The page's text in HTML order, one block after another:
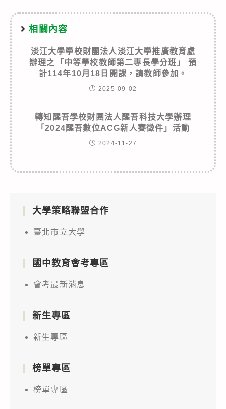
相關內容
淡江大學學校財團法人淡江大學推廣教育處
辦理之「中等學校教師第二專長學分班」 預
計114年10月18日開課，請教師參加。
2025-09-02
轉知醒吾學校財團法人醒吾科技大學辦理
「2024醒吾數位ACG新人賽徵件」活動
2024-11-27
大學策略聯盟合作
臺北市立大學
國中教育會考專區
會考最新消息
新生專區
新生專區
榜單專區
榜單專區